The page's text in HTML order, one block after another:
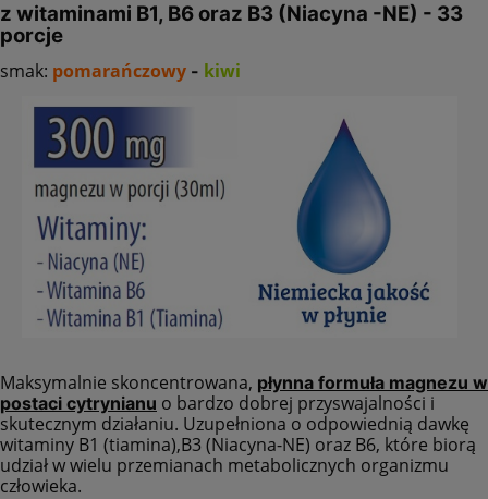
z witaminami B1, B6 oraz B3 (Niacyna -NE) - 33
porcje
smak: pomarańczowy - kiwi
Maksymalnie skoncentrowana, płynna formuła magnezu w
postaci cytrynianu o bardzo dobrej przyswajalności i
skutecznym działaniu. Uzupełniona o odpowiednią dawkę
witaminy B1 (tiamina),B3 (Niacyna-NE) oraz B6, które biorą
udział w wielu przemianach metabolicznych organizmu
człowieka.